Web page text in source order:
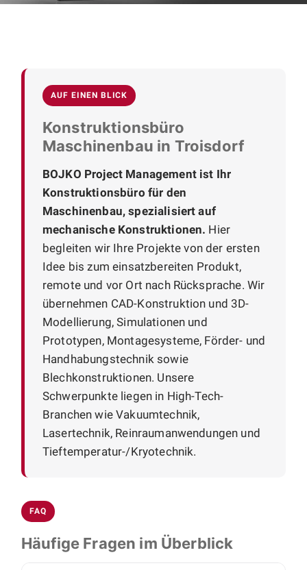
AUF EINEN BLICK
Konstruktionsbüro
Maschinenbau in Troisdorf
BOJKO Project Management ist Ihr
Konstruktionsbüro für den
Maschinenbau, spezialisiert auf
mechanische Konstruktionen. Hier
begleiten wir Ihre Projekte von der ersten
Idee bis zum einsatzbereiten Produkt,
remote und vor Ort nach Rücksprache. Wir
übernehmen CAD-Konstruktion und 3D-
Modellierung, Simulationen und
Prototypen, Montagesysteme, Förder- und
Handhabungstechnik sowie
Blechkonstruktionen. Unsere
Schwerpunkte liegen in High-Tech-
Branchen wie Vakuumtechnik,
Lasertechnik, Reinraumanwendungen und
Tieftemperatur-/Kryotechnik.
FAQ
Häufige Fragen im Überblick